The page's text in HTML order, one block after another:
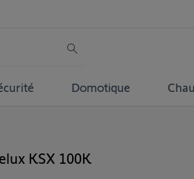
Domotique
KSX 100K